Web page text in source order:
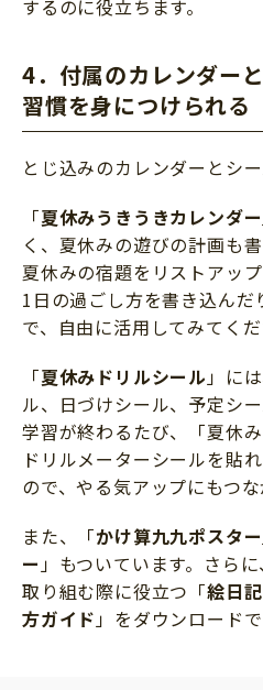
するのに役立ちます。
4．付属のカレンダー
習慣を身につけられる
とじ込みのカレンダーとシ
「夏休みうきうきカレンダー
く、夏休みの遊びの計画も
夏休みの宿題をリストアッ
1日の過ごし方を書き込んだ
で、自由に活用してみてくだ
「夏休みドリルシール」に
ル、日づけシール、予定シ
学習が終わるたび、「夏休
ドリルメーターシールを貼
ので、やる気アップにもつな
また、「かけ算九九ポスター
ー」もついています。さら
取り組む際に役立つ「絵日
方ガイド」をダウンロード